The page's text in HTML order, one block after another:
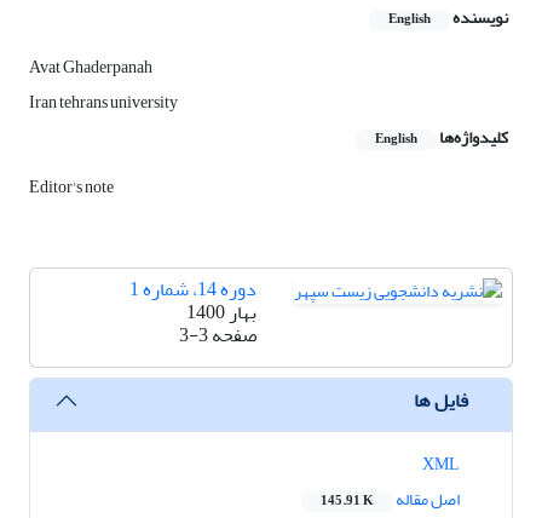
نویسنده English
Avat Ghaderpanah
Iran tehrans university
کلیدواژه‌ها
English
Editor's note
دوره 14، شماره 1
بهار 1400
صفحه3-3
فایل ها
اصل مقاله
145.91 K